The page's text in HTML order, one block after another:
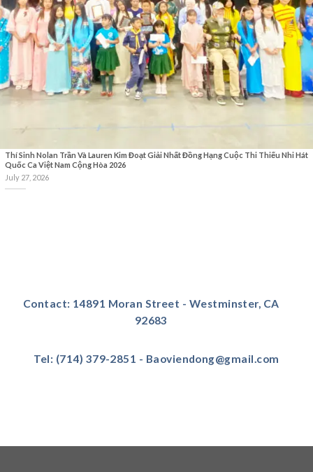
Thí Sinh Nolan Trần Và Lauren Kim Đoạt Giải Nhất Đồng Hạng Cuộc Thi Thiếu Nhi Hát
Quốc Ca Việt Nam Cộng Hòa 2026
July 27, 2026
Contact: 14891 Moran Street - Westminster, CA
92683
Tel: (714) 379-2851 - Baoviendong@gmail.com